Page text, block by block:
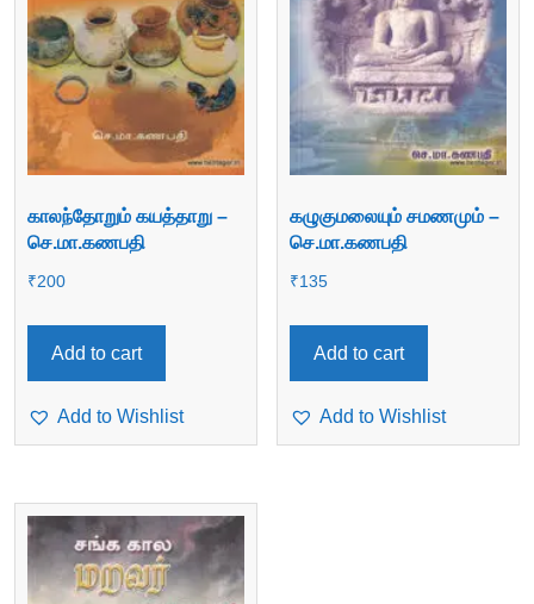
காலந்தோறும் கயத்தாறு –
செ.மா.கணபதி
₹200
Add to cart
Add to Wishlist
கழுகுமலையும் சமணமும் –
செ.மா.கணபதி
₹135
Add to cart
Add to Wishlist